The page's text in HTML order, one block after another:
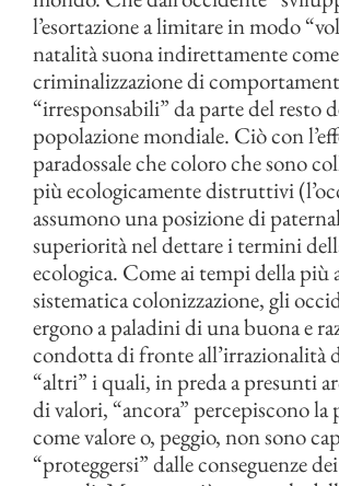
l’esortazione a limitare in modo
natalità suona indirettamente
criminalizzazione di
“irresponsabili” da parte del resto
popolazione mondiale. Ciò con
paradossale che coloro che sono
più ecologicamente distruttivi
assumono una posizione di
superiorità nel dettare i termini
ecologica. Come ai tempi della più
sistematica colonizzazione, gli
ergono a paladini di una buona e
condotta di fronte all’irrazionalità
“altri” i quali, in preda a presunti
di valori, “ancora” percepiscono la
come valore o, peggio, non sono
“proteggersi” dalle conseguenze